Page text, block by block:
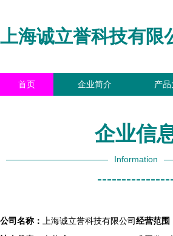
上海诚立誉科技有限
首页 企业简介 产
企业信
Information
公司名称：
上海诚立誉科技有限公司经营范围